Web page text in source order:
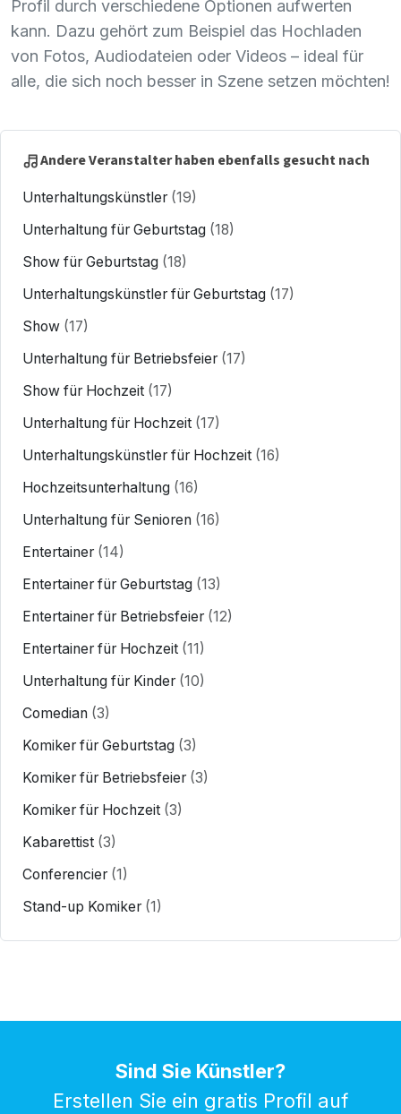
Profil durch verschiedene Optionen aufwerten
kann. Dazu gehört zum Beispiel das Hochladen
von Fotos, Audiodateien oder Videos – ideal für
alle, die sich noch besser in Szene setzen möchten!
Andere Veranstalter haben ebenfalls gesucht nach
Unterhaltungskünstler (19)
Unterhaltung für Geburtstag (18)
Show für Geburtstag (18)
Unterhaltungskünstler für Geburtstag (17)
Show (17)
Unterhaltung für Betriebsfeier (17)
Show für Hochzeit (17)
Unterhaltung für Hochzeit (17)
Unterhaltungskünstler für Hochzeit (16)
Hochzeitsunterhaltung (16)
Unterhaltung für Senioren (16)
Entertainer (14)
Entertainer für Geburtstag (13)
Entertainer für Betriebsfeier (12)
Entertainer für Hochzeit (11)
Unterhaltung für Kinder (10)
Comedian (3)
Komiker für Geburtstag (3)
Komiker für Betriebsfeier (3)
Komiker für Hochzeit (3)
Kabarettist (3)
Conferencier (1)
Stand-up Komiker (1)
Sind Sie Künstler?
Erstellen Sie ein gratis Profil auf